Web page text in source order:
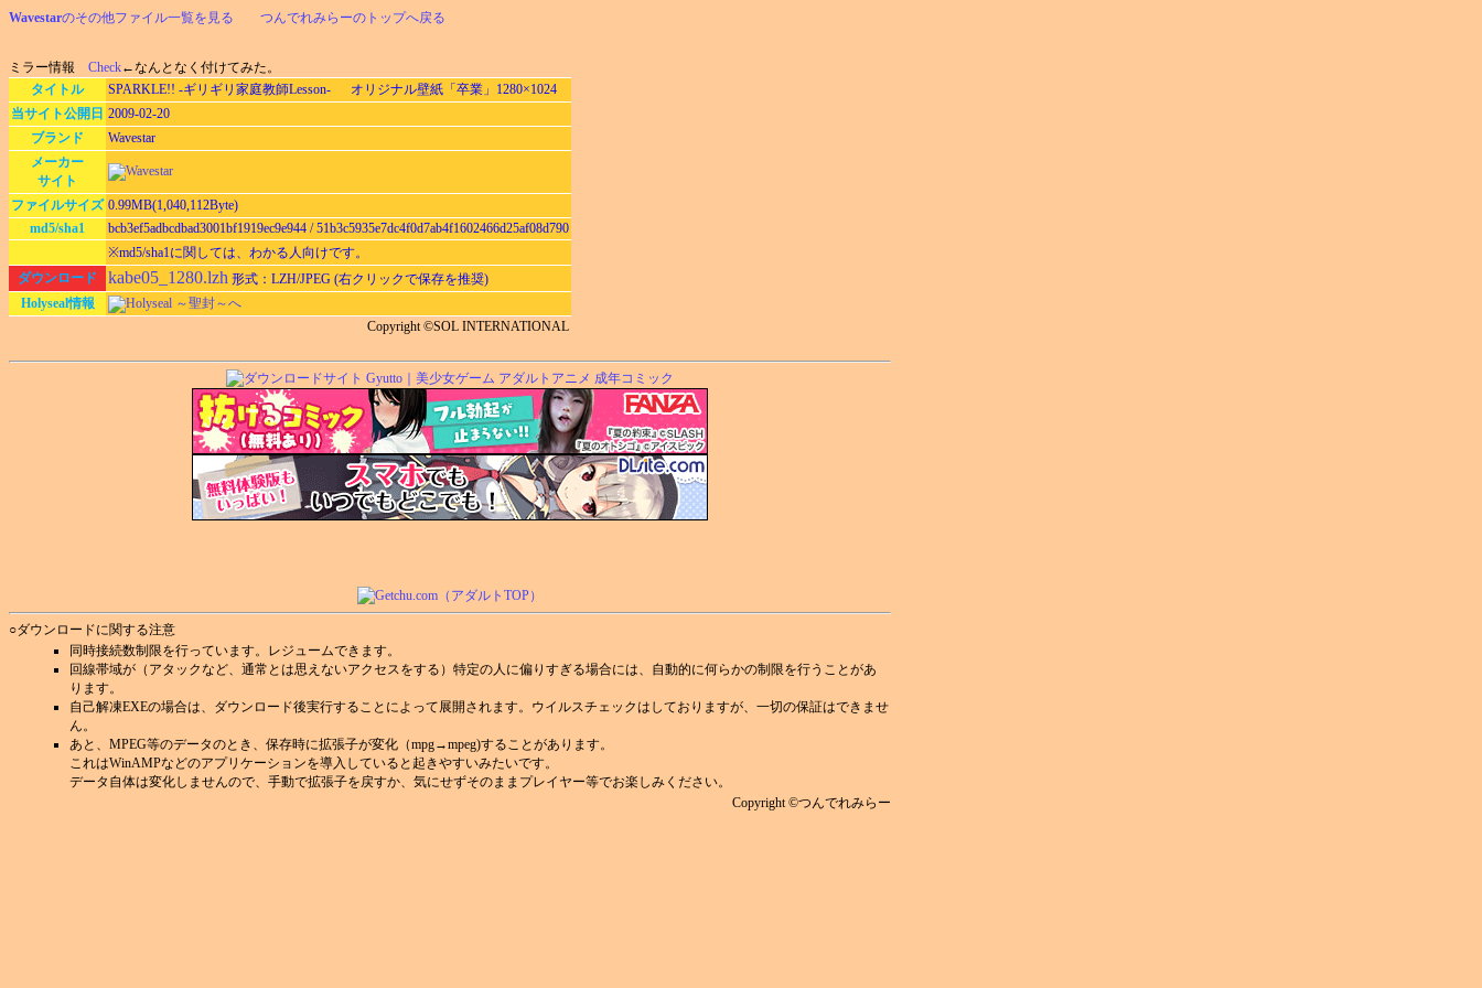
Wavestarのその他ファイル一覧を見る つんでれみらーのトップへ戻る
ミラー情報 Check←なんとなく付けてみた。
タイトル
SPARKLE!! -ギリギリ家庭教師Lesson- オリジナル壁紙「卒業」1280×1024
当サイト公開日 2009-02-20
ブランド
Wavestar
メーカー
サイト
ファイルサイズ 0.99MB(1,040,112Byte)
md5/sha1
bcb3ef5adbcdbad3001bf1919ec9e944 / 51b3c5935e7dc4f0d7ab4f1602466d25af08d790
※md5/sha1に関しては、わかる人向けです。
ダウンロード
kabe05_1280.lzh 形式：LZH/JPEG (右クリックで保存を推奨)
Holyseal情報
Holyseal ～聖封～へ
Copyright ©SOL INTERNATIONAL
○ダウンロードに関する注意
同時接続数制限を行っています。レジュームできます。
回線帯域が（アタックなど、通常とは思えないアクセスをする）特定の人に偏りすぎる場合には、自動的に何らかの制限を行うことがあ
ります。
自己解凍EXEの場合は、ダウンロード後実行することによって展開されます。ウイルスチェックはしておりますが、一切の保証はできませ
ん。
あと、MPEG等のデータのとき、保存時に拡張子が変化（mpg→mpeg)することがあります。
これはWinAMPなどのアプリケーションを導入していると起きやすいみたいです。
データ自体は変化しませんので、手動で拡張子を戻すか、気にせずそのままプレイヤー等でお楽しみください。
Copyright ©つんでれみらー